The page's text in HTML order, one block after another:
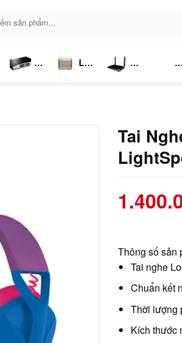
Loa
Tai
Thông số sản
Tai nghe
Chuẩn kết
Thời lượng
Kích thước